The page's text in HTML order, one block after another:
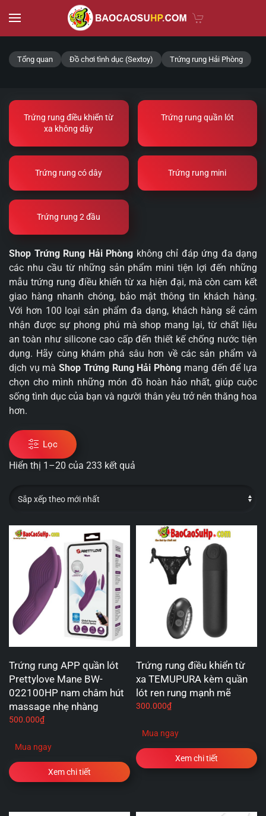
Skip to main content
Tổng quan Đồ chơi tình dục (Sextoy) Trứng rung Hải Phòng
Trứng rung điều khiển từ
xa không dây
Trứng rung quần lót
Trứng rung có dây Trứng rung mini
Trứng rung 2 đầu
Shop Trứng Rung Hải Phòng không chỉ đáp ứng đa dạng
các nhu cầu từ những sản phẩm mini tiện lợi đến những
mẫu trứng rung điều khiển từ xa hiện đại, mà còn cam kết
giao hàng nhanh chóng, bảo mật thông tin khách hàng.
Với hơn 100 loại sản phẩm đa dạng, khách hàng sẽ cảm
nhận được sự phong phú mà shop mang lại, từ chất liệu
an toàn như silicone cao cấp đến thiết kế chống nước tiện
dụng. Hãy cùng khám phá sâu hơn về các sản phẩm và
dịch vụ màShop Trứng Rung Hải Phòng mang đến để lựa
chọn cho mình những món đồ hoàn hảo nhất, giúp cuộc
sống tình dục của bạn và người thân yêu trở nên thăng hoa
hơn.
Lọc
Hiển thị 1–20 của 233 kết quả
Trứng rung APP quần lót
Prettylove Mane BW-
022100HP nam châm hút
massage nhẹ nhàng
500.000₫
Mua ngay
Xem chi tiết
Trứng rung điều khiển từ
xa TEMUPURA kèm quần
lót ren rung mạnh mẽ
300.000₫
Mua ngay
Xem chi tiết